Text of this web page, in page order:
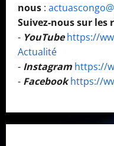
nous :
Suivez-nous sur les
- YouTube https://
Actualité
- Instagram https://
- Facebook https://